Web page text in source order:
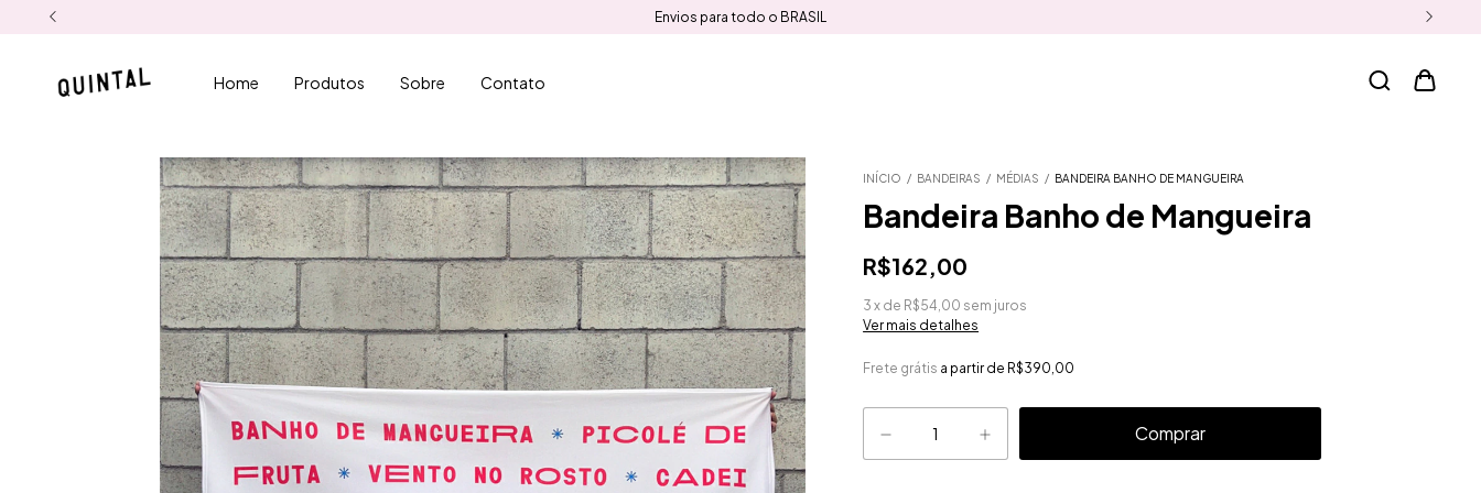
Envios para todo o BRASIL
Home Produtos Sobre Contato
INÍCIO / BANDEIRAS / MÉDIAS / BANDEIRA BANHO DE MANGUEIRA
Bandeira Banho de Mangueira
R$162,00
3 x de R$54,00 sem juros
Ver mais detalhes
Frete grátis a partir de R$390,00